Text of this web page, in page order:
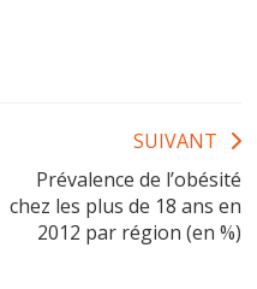
SUIVANT
Prévalence de l’obésité
chez les plus de 18 ans en
2012 par région (en %)